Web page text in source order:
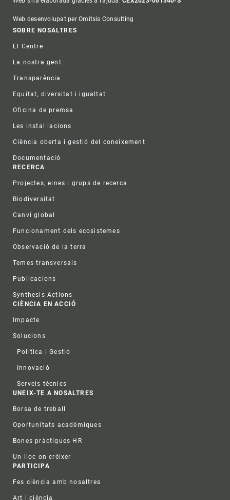
Web desenvolupat per Omitsis Consulting
Footer
SOBRE NOSALTRES
El Centre
La nostra gent
Transparència
Equitat, diversitat i igualtat
Oficina de premsa
Les instal·lacions
Ciència oberta i gestió del coneixement
Documentació
RECERCA
Projectes, eines i grups de recerca
Biodiversitat
Canvi global
Funcionament dels ecosistemes
Observació de la terra
Temes transversals
Publicacions
Synthesis Actions
CIÈNCIA EN ACCIÓ
Impacte
Solucions
Política i Gestió
Innovació
Serveis tècnics
UNEIX-TE A NOSALTRES
Borsa de treball
Oportunitats acadèmiques
Bones pràctiques HR
Un lloc on créixer
PARTICIPA
Fes ciència amb nosaltres
Art i ciència